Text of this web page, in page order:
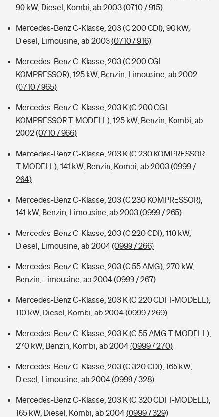
90 kW, Diesel, Kombi, ab 2003(0710 / 915)
Mercedes-Benz C-Klasse, 203 (C 200 CDI), 90 kW,
Diesel, Limousine, ab 2003(0710 / 916)
Mercedes-Benz C-Klasse, 203 (C 200 CGI
KOMPRESSOR), 125 kW, Benzin, Limousine, ab 2002
(0710 / 965)
Mercedes-Benz C-Klasse, 203 K (C 200 CGI
KOMPRESSOR T-MODELL), 125 kW, Benzin, Kombi, ab
2002(0710 / 966)
Mercedes-Benz C-Klasse, 203 K (C 230 KOMPRESSOR
T-MODELL), 141 kW, Benzin, Kombi, ab 2003(0999 /
264)
Mercedes-Benz C-Klasse, 203 (C 230 KOMPRESSOR),
141 kW, Benzin, Limousine, ab 2003(0999 / 265)
Mercedes-Benz C-Klasse, 203 (C 220 CDI), 110 kW,
Diesel, Limousine, ab 2004(0999 / 266)
Mercedes-Benz C-Klasse, 203 (C 55 AMG), 270 kW,
Benzin, Limousine, ab 2004(0999 / 267)
Mercedes-Benz C-Klasse, 203 K (C 220 CDI T-MODELL),
110 kW, Diesel, Kombi, ab 2004(0999 / 269)
Mercedes-Benz C-Klasse, 203 K (C 55 AMG T-MODELL),
270 kW, Benzin, Kombi, ab 2004(0999 / 270)
Mercedes-Benz C-Klasse, 203 (C 320 CDI), 165 kW,
Diesel, Limousine, ab 2004(0999 / 328)
Mercedes-Benz C-Klasse, 203 K (C 320 CDI T-MODELL),
165 kW, Diesel, Kombi, ab 2004(0999 / 329)